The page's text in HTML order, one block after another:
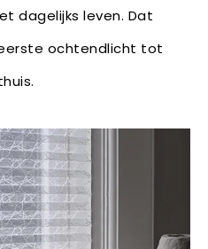
dagelijks leven. Dat
ochtendlicht tot